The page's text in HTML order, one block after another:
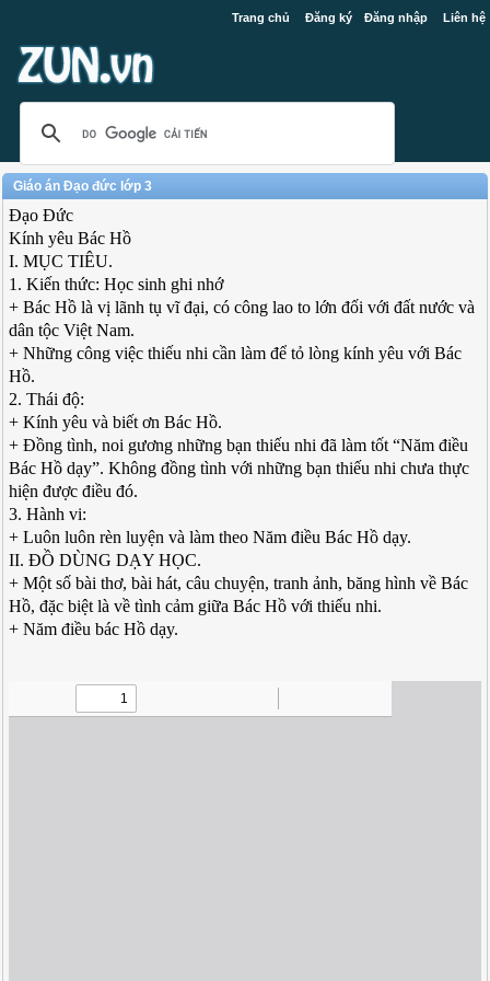
Trang chủ Đăng ký Đăng nhập Liên hệ
Giáo án Đạo đức lớp 3
Đạo Đức
Kính yêu Bác Hồ
I. MỤC TIÊU.
1. Kiến thức: Học sinh ghi nhớ
+ Bác Hồ là vị lãnh tụ vĩ đại, có công lao to lớn đối với đất nước và
dân tộc Việt Nam.
+ Những công việc thiếu nhi cần làm để tỏ lòng kính yêu với Bác
Hồ.
2. Thái độ:
+ Kính yêu và biết ơn Bác Hồ.
+ Đồng tình, noi gương những bạn thiếu nhi đã làm tốt “Năm điều
Bác Hồ dạy”. Không đồng tình với những bạn thiếu nhi chưa thực
hiện được điều đó.
3. Hành vi:
+ Luôn luôn rèn luyện và làm theo Năm điều Bác Hồ dạy.
II. ĐỒ DÙNG DẠY HỌC.
+ Một số bài thơ, bài hát, câu chuyện, tranh ảnh, băng hình về Bác
Hồ, đặc biệt là về tình cảm giữa Bác Hồ với thiếu nhi.
+ Năm điều bác Hồ dạy.